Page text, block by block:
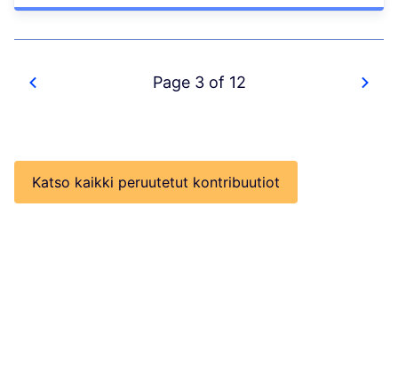
Page 3 of 12
Katso kaikki peruutetut kontribuutiot